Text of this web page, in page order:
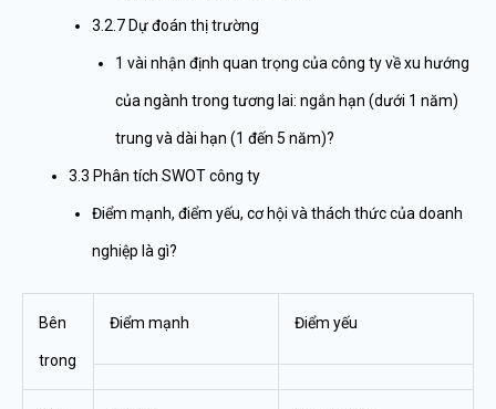
3.2.7 Dự đoán thị trường
1 vài nhận định quan trọng của công ty về xu hướng
của ngành trong tương lai: ngắn hạn (dưới 1 năm)
trung và dài hạn (1 đến 5 năm)?
3.3 Phân tích SWOT công ty
Điểm mạnh, điểm yếu, cơ hội và thách thức của doanh
nghiệp là gì?
Bên
trong
Điểm mạnh Điểm yếu